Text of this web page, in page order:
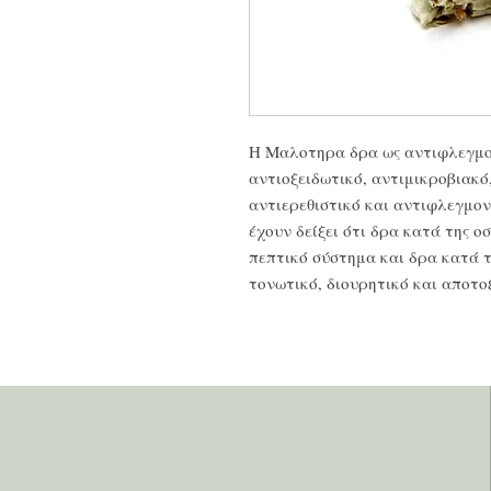
Η Μαλοτηρα δρα ως
αντιοξειδωτικό,
αντιερεθιστικό και
έχουν δείξει ότι δρα κατά της
πεπτικό σύστημα και δρα κατά
τονωτικό, διουρητικό και